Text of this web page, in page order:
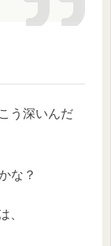
う深いんだ
な？
、